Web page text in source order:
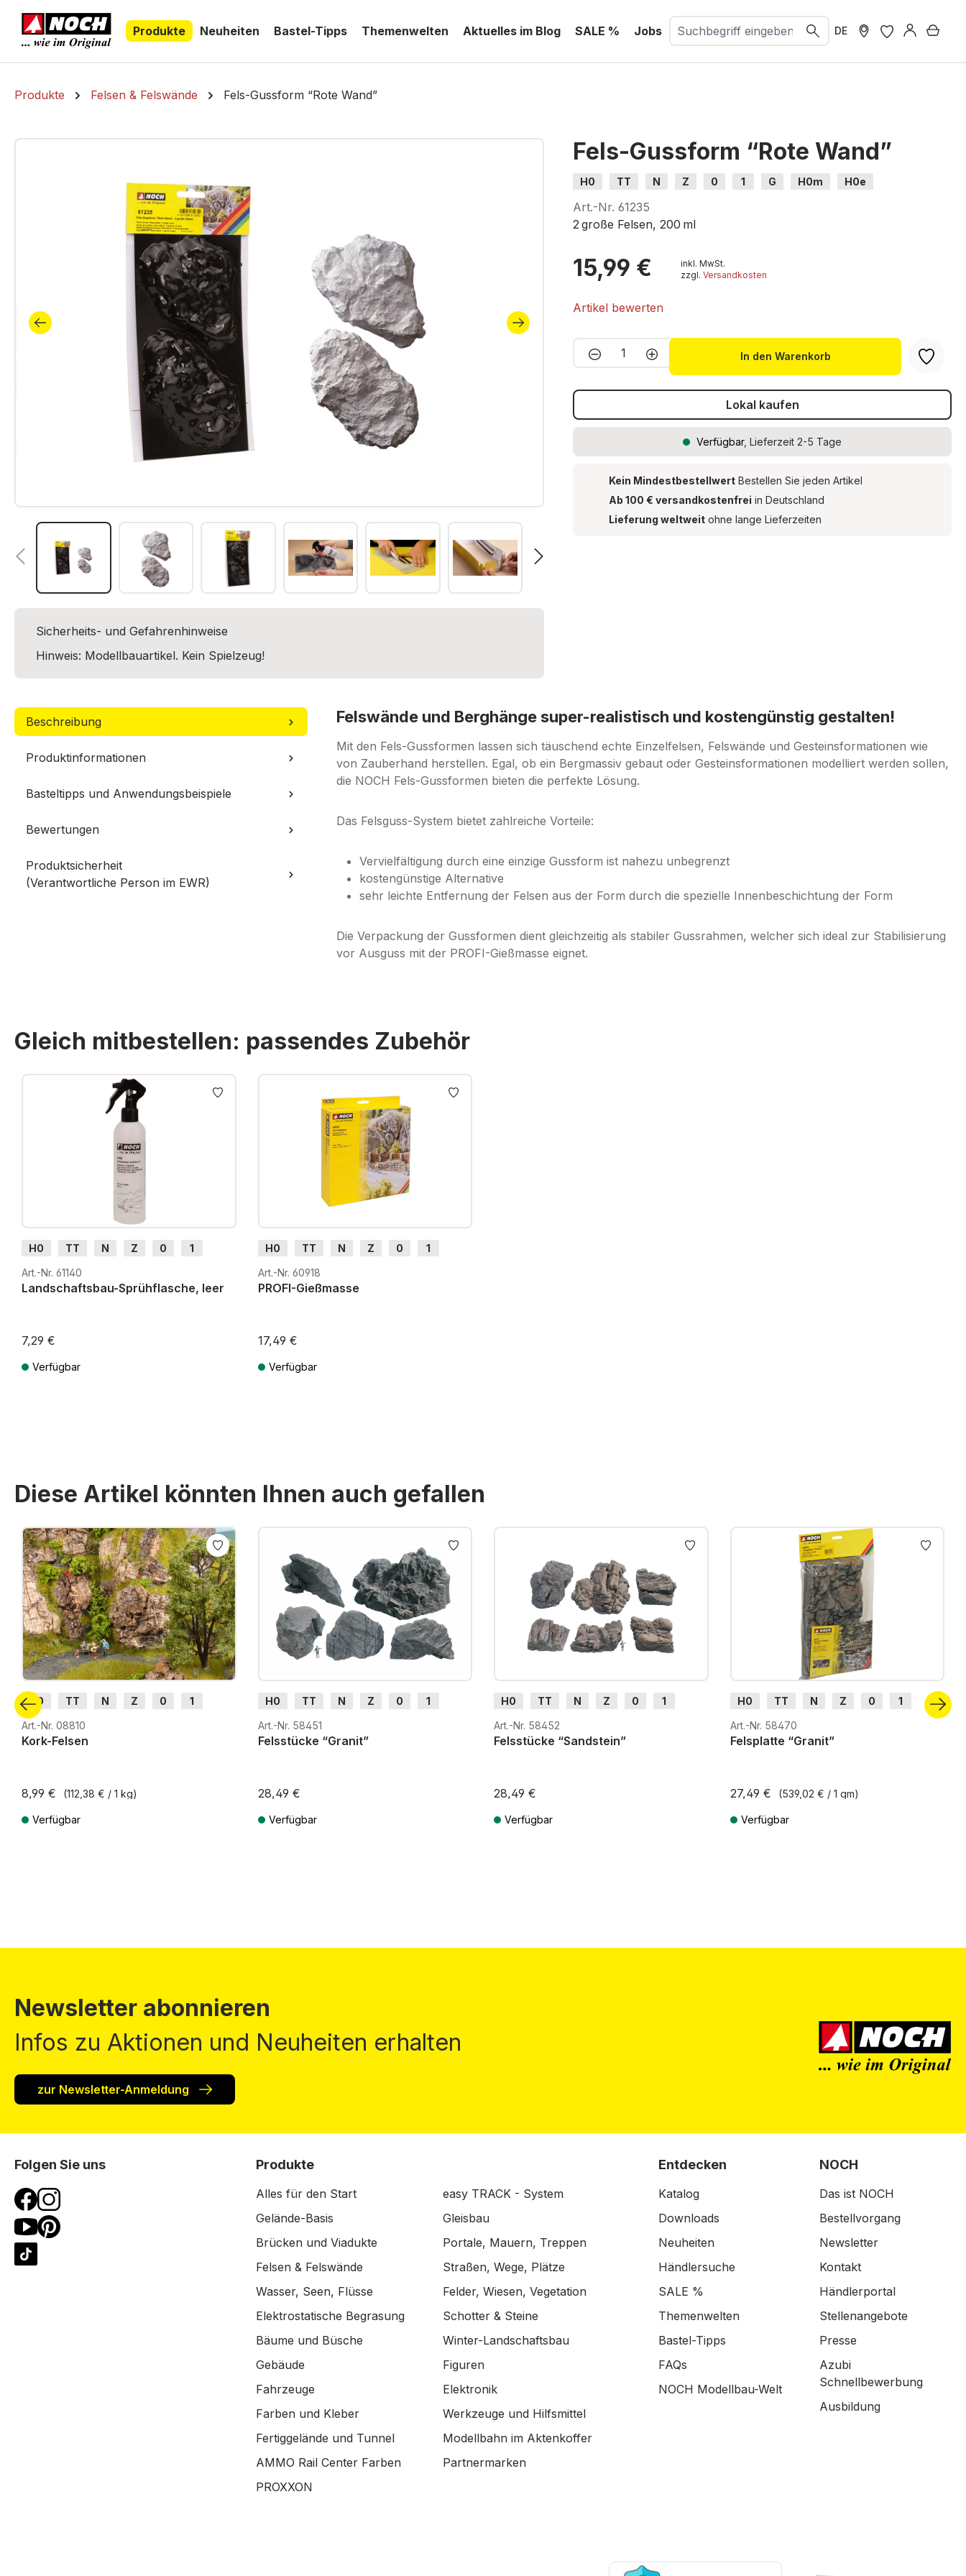
Zur Hauptnavigation springen
Produkte
Neuheiten Bastel-Tipps Themenwelten Aktuelles im Blog SALE % Jobs DE
Produkte Felsen & Felswände Fels-Gussform “Rote Wand”
Bildergalerie überspringen Fels-Gussform “Rote Wand”
H0 TT N Z 0 1 G H0m H0e
Art.-Nr.61235
2 große Felsen, 200 ml
15,99 €
inkl. MwSt.
zzgl.Versandkosten
Artikel bewerten
Produkt Anzahl: Gib den gewünschten Wert
In den Warenkorb
Lokal kaufen
Verfügbar, Lieferzeit 2-5 Tage
Kein Mindestbestellwert Bestellen Sie jeden Artikel
Ab 100 € versandkostenfrei in Deutschland
Lieferung weltweit ohne lange Lieferzeiten
Sicherheits- und Gefahrenhinweise
Hinweis: Modellbauartikel. Kein Spielzeug!
Beschreibung
Produktinformationen
Basteltipps und Anwendungsbeispiele
Bewertungen
Produktsicherheit
(Verantwortliche Person im EWR)
Felswände und Berghänge super-realistisch und kostengünstig gestalten!
Mit den Fels-Gussformen lassen sich täuschend echte Einzelfelsen, Felswände und Gesteinsformationen wie
von Zauberhand herstellen. Egal, ob ein Bergmassiv gebaut oder Gesteinsformationen modelliert werden sollen,
die NOCH Fels-Gussformen bieten die perfekte Lösung.
Das Felsguss-System bietet zahlreiche Vorteile:
Vervielfältigung durch eine einzige Gussform ist nahezu unbegrenzt
kostengünstige Alternative
sehr leichte Entfernung der Felsen aus der Form durch die spezielle Innenbeschichtung der Form
Die Verpackung der Gussformen dient gleichzeitig als stabiler Gussrahmen, welcher sich ideal zur Stabilisierung
vor Ausguss mit der PROFI-Gießmasse eignet.
Gleich mitbestellen: passendes Zubehör
Produktgalerie überspringen
H0 TT N Z 0
1
G
H0m
Art.-Nr. 61140
Landschaftsbau-Sprühflasche, leer
7,29 €
Verfügbar
H0 TT N Z 0
1
G
H0m
Art.-Nr. 60918
PROFI-Gießmasse
17,49 €
Verfügbar
Diese Artikel könnten Ihnen auch gefallen
Produktgalerie überspringen
H0 TT N Z 0
1
G
H0m
Art.-Nr. 08810
Kork-Felsen
8,99 € (112,38 € / 1 kg)
Verfügbar
H0 TT N Z 0
1
G
H0m
Art.-Nr. 58451
Felsstücke “Granit”
28,49 €
Verfügbar
H0 TT N Z 0
1
G
H0m
Art.-Nr. 58452
Felsstücke “Sandstein”
28,49 €
Verfügbar
H0 TT N Z 0
1
G
H0m
Art.-Nr. 58470
Felsplatte “Granit”
27,49 € (539,02 € / 1 qm)
Verfügbar
Newsletter abonnieren
Infos zu Aktionen und Neuheiten erhalten
zur Newsletter-Anmeldung
Folgen Sie uns Produkte
Alles für den Start
easy TRACK - System
Gelände-Basis
Gleisbau
Brücken und Viadukte
Portale, Mauern, Treppen
Felsen & Felswände
Straßen, Wege, Plätze
Wasser, Seen, Flüsse
Felder, Wiesen, Vegetation
Elektrostatische Begrasung
Schotter & Steine
Bäume und Büsche
Winter-Landschaftsbau
Gebäude
Figuren
Fahrzeuge
Elektronik
Farben und Kleber
Werkzeuge und Hilfsmittel
Fertiggelände und Tunnel
Modellbahn im Aktenkoffer
AMMO Rail Center Farben
Partnermarken
PROXXON
Entdecken
Katalog
Downloads
Neuheiten
Händlersuche
SALE %
Themenwelten
Bastel-Tipps
FAQs
NOCH Modellbau-Welt
NOCH
Das ist NOCH
Bestellvorgang
Newsletter
Kontakt
Händlerportal
Stellenangebote
Presse
Azubi
Schnellbewerbung
Ausbildung